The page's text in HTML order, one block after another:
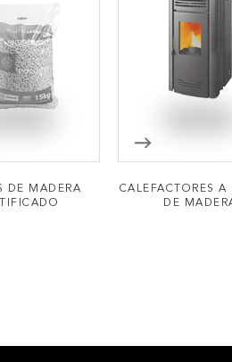
DE MADERA
CALEFACTORES A
DE